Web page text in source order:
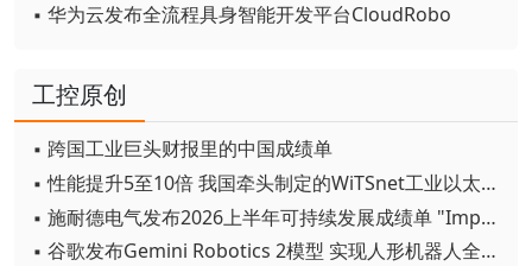
▪ 华为云发布全流程具身智能开发平台CloudRobo
工控原创
▪ 跨国工业巨头财报里的中国成绩单
▪ 性能提升5至10倍 我国牵头制定的WiTSnet工业以太网国际标准正式发布
▪ 施耐德电气发布2026上半年可持续发展成绩单 "Impact 2030"路线图开局稳健
▪ 谷歌发布Gemini Robotics 2模型 实现人形机器人全身智能控制突破